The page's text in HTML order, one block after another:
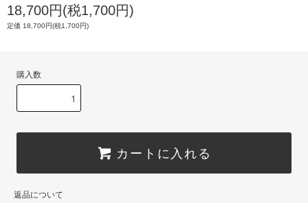
18,700円(税1,700円)
定価 18,700円(税1,700円)
購入数
カートに入れる
返品について